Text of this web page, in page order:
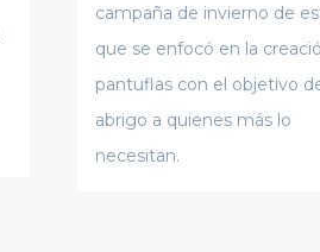
campaña de invierno de
que se enfocó en la
pantuflas con el objetivo
abrigo a quienes más lo
necesitan.